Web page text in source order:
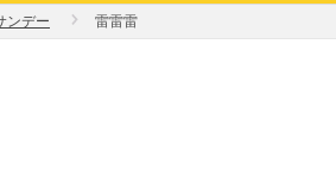
ンデー 雷雷雷